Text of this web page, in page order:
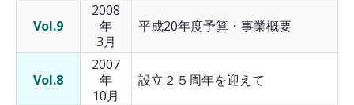
Vol.9
2008
年
3月
平成20年度予算・事業概要
Vol.8
2007
年
10月
設立２５周年を迎えて